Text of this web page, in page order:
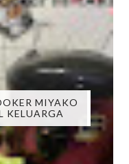
MIYAKO
KELUARGA